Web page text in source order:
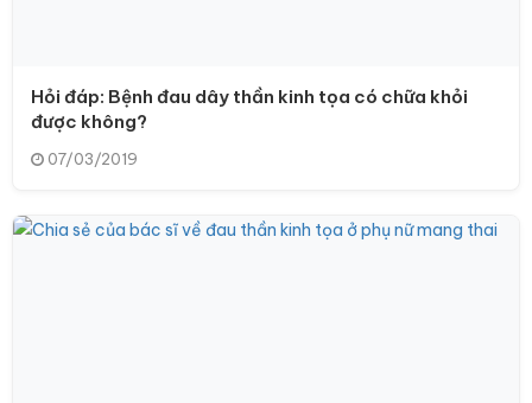
Hỏi đáp: Bệnh đau dây thần kinh tọa có chữa khỏi
được không?
07/03/2019